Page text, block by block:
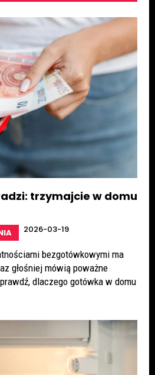
trzymajcie w domu
2026-03-19
bezgotówkowymi ma
głośniej mówią poważne
dlaczego gotówka w domu